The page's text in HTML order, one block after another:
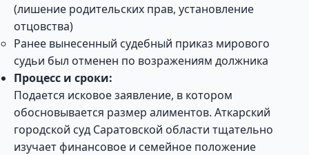
(лишение родительских прав, установление
отцовства)
Ранее вынесенный судебный приказ мирового
судьи был отменен по возражениям должника
Процесс и сроки:
Подается исковое заявление, в котором
обосновывается размер алиментов. Аткарский
городской суд Саратовской области тщательно
изучает финансовое и семейное положение